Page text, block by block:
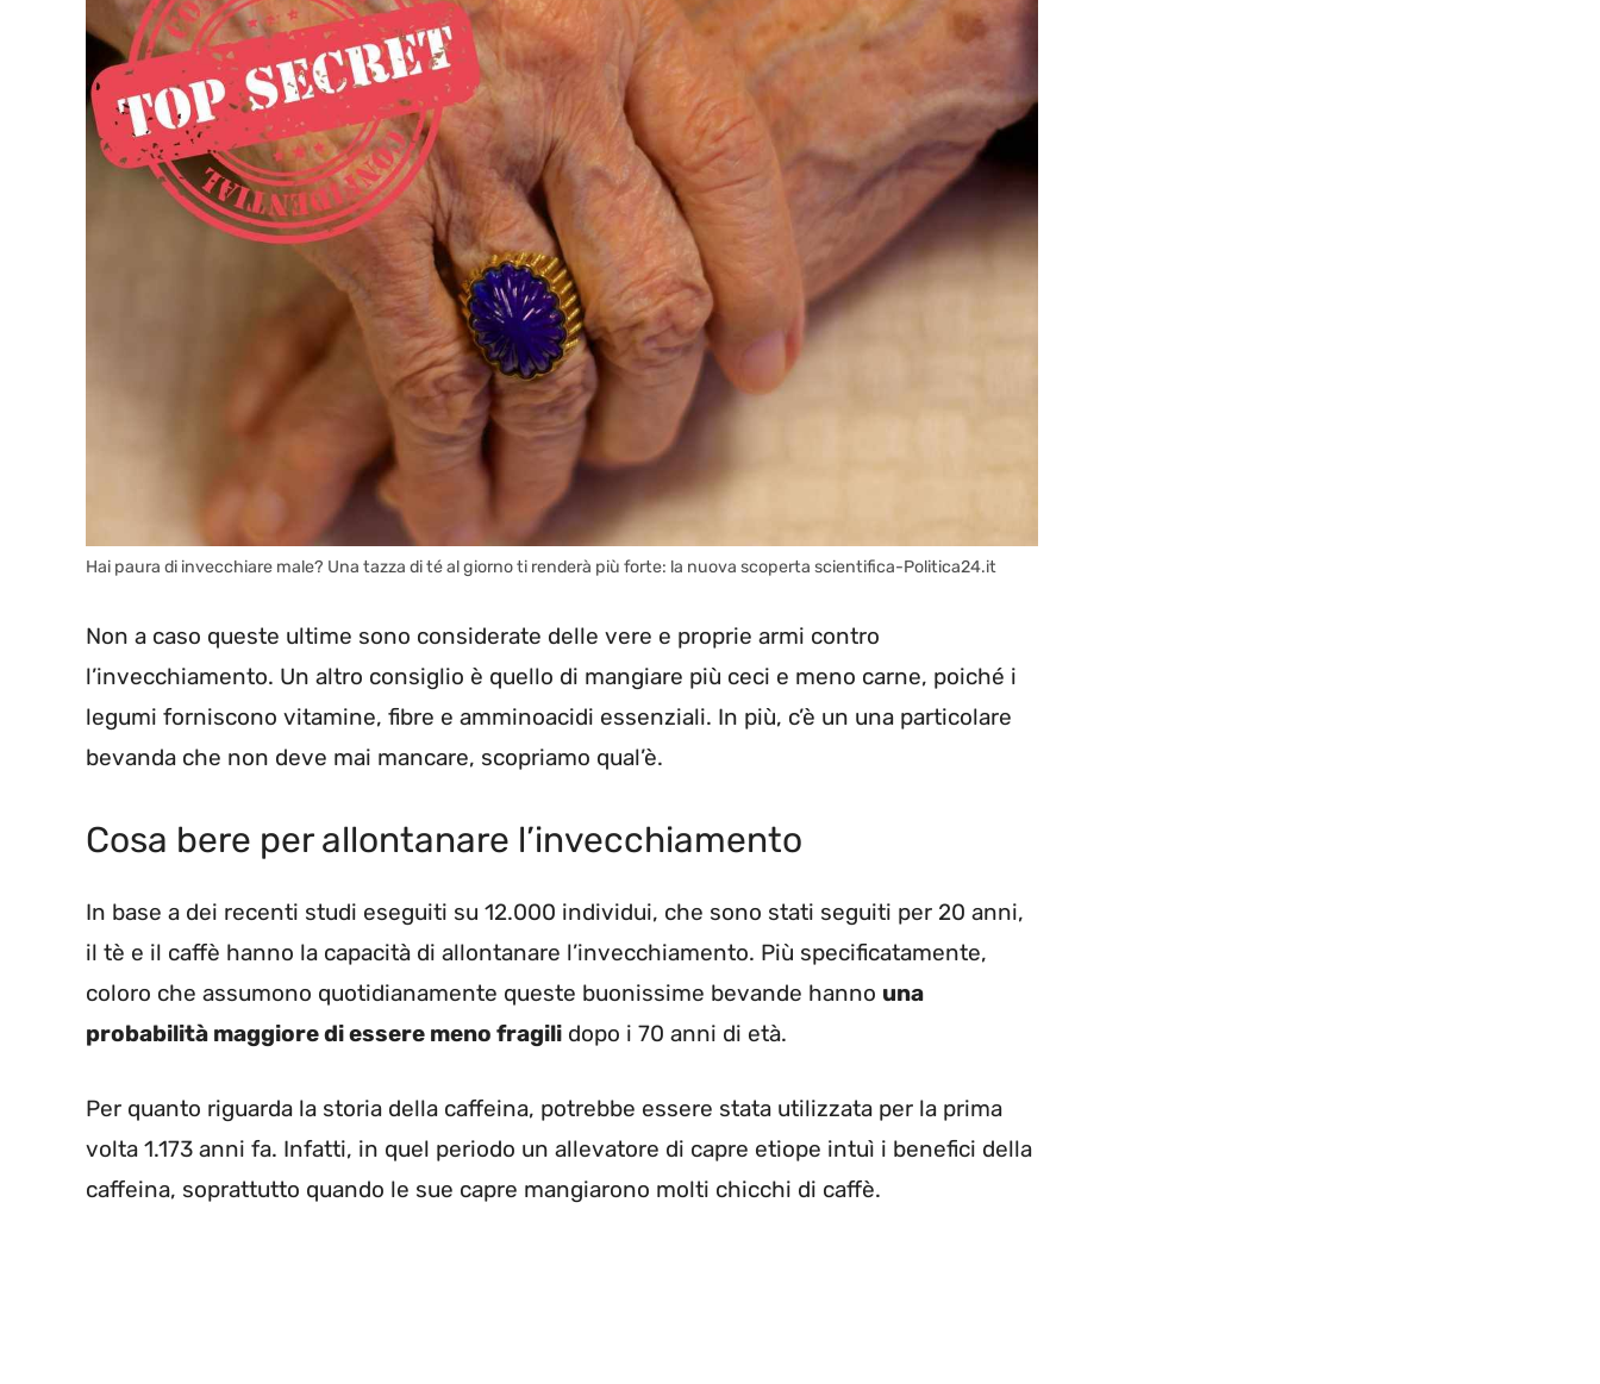
Hai paura di invecchiare male? Una tazza di té al giorno ti renderà più forte: la nuova scoperta scientifica-Politica24.it
Non a caso queste ultime sono considerate delle vere e proprie armi contro
l’invecchiamento. Un altro consiglio è quello di mangiare più ceci e meno carne, poiché i
legumi forniscono vitamine, fibre e amminoacidi essenziali. In più, c’è un una particolare
bevanda che non deve mai mancare, scopriamo qual’è.
Cosa bere per allontanare l’invecchiamento
In base a dei recenti studi eseguiti su 12.000 individui, che sono stati seguiti per 20 anni,
il tè e il caffè hanno la capacità di allontanare l’invecchiamento. Più specificatamente,
coloro che assumono quotidianamente queste buonissime bevande hanno una
probabilità maggiore di essere meno fragili dopo i 70 anni di età.
Per quanto riguarda la storia della caffeina, potrebbe essere stata utilizzata per la prima
volta 1.173 anni fa. Infatti, in quel periodo un allevatore di capre etiope intuì i benefici della
caffeina, soprattutto quando le sue capre mangiarono molti chicchi di caffè.